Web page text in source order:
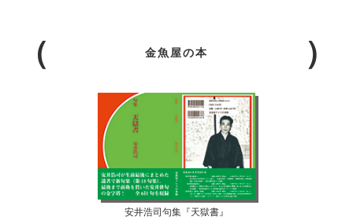
金魚屋の本
安井浩司句集『天獄書』